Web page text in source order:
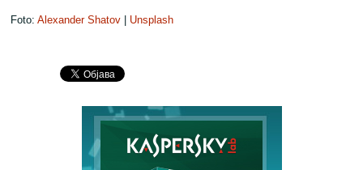
Foto:Alexander Shatov Unsplash